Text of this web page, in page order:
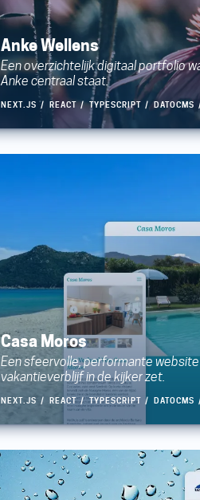
Anke Wellens
Een overzichtelijk digitaal portfolio
Anke centraal staat.
NEXT.JS REACT TYPESCRIPT DATOCMS
Casa Moros
Een sfeervolle, performante
vakantieverblijf in de kijker zet.
NEXT.JS REACT TYPESCRIPT DATOCMS